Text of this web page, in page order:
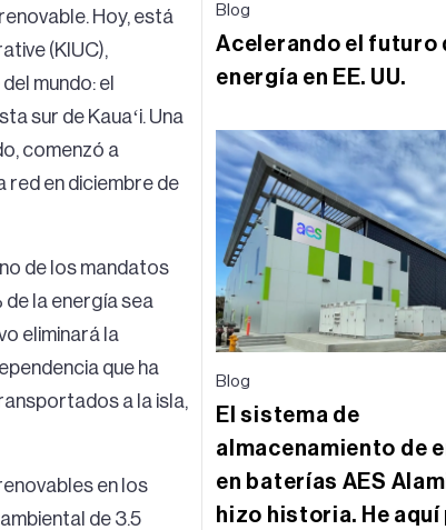
Hoy, está
(KIUC),
mundo: el
sur de Kauaʻi. Una
comenzó a
red en diciembre de
de los mandatos
de la energía sea
eliminará la
que ha
a la isla,
en los
de 3.5
Blog
Acelerando el futuro
energía en EE. UU.
Blog
El sistema de
almacenamiento de
en baterías AES
hizo historia. He aquí